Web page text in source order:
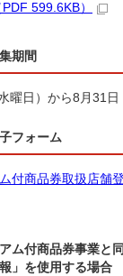
599.6KB）
期間
日）から8月31日
フォーム
付商品券取扱店舗
ム付商品券事業と
」を使用する場合